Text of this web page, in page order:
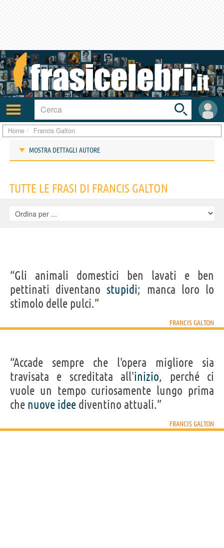
Attiva/disattiva
navigazione
User
area
Toggle
search
bar
Home Francis Galton
MOSTRA DETTAGLI AUTORE
IDENTIKIT E DATI ANAGRAFICI
Nome
Francis
Cognome Galton
Nato 16 febbraio 1822 a Birmingham
Morto 17 gennaio 1911 a Haslemere, Surrey
Professione inventore,esploratore,geografo,meteorologo,
Frasi, citazioni e aforismi di Francis Galton
8IN ITALIANO
“Gli animali domestici ben lavati e ben pettinati
diventano stupidi; manca loro lo stimolo delle
TUTTE LE FRASI DI FRANCIS GALTON
“Gli animali domestici ben lavati e ben
pettinati diventano stupidi; manca loro lo
stimolo delle pulci.”
FRANCIS GALTON
“Accade sempre che l'opera migliore sia
travisata e screditata all'inizio, perché ci
vuole un tempo curiosamente lungo prima
che nuove idee diventino attuali.”
FRANCIS GALTON